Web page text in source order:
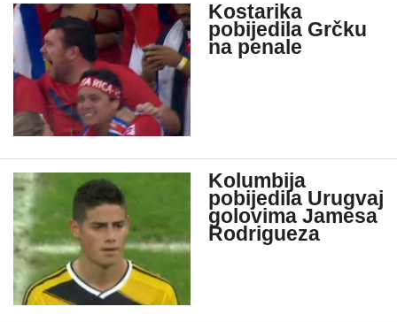
Kostarika
pobijedila Grčku
na penale
Kolumbija
pobijedila Urugvaj
golovima Jamesa
Rodrigueza